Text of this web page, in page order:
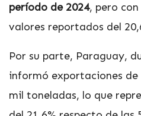
período de 2024, pero
valores reportados del
Por su parte, Paraguay,
informó exportaciones de
mil toneladas, lo que